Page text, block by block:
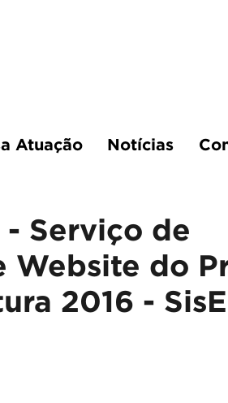
Atuação Notícias
Serviço de
Website do
2016 -